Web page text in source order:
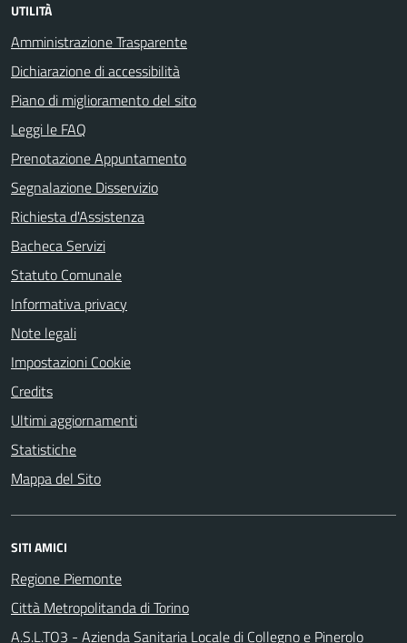
UTILITÀ
Amministrazione Trasparente
Dichiarazione di accessibilità
Piano di miglioramento del sito
Leggi le FAQ
Prenotazione Appuntamento
Segnalazione Disservizio
Richiesta d'Assistenza
Bacheca Servizi
Statuto Comunale
Informativa privacy
Note legali
Impostazioni Cookie
Credits
Ultimi aggiornamenti
Statistiche
Mappa del Sito
SITI AMICI
Regione Piemonte
Città Metropolitanda di Torino
A.S.L.TO3 - Azienda Sanitaria Locale di Collegno e Pinerolo